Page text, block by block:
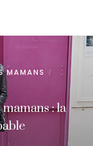
MAMANS /
mamans : la